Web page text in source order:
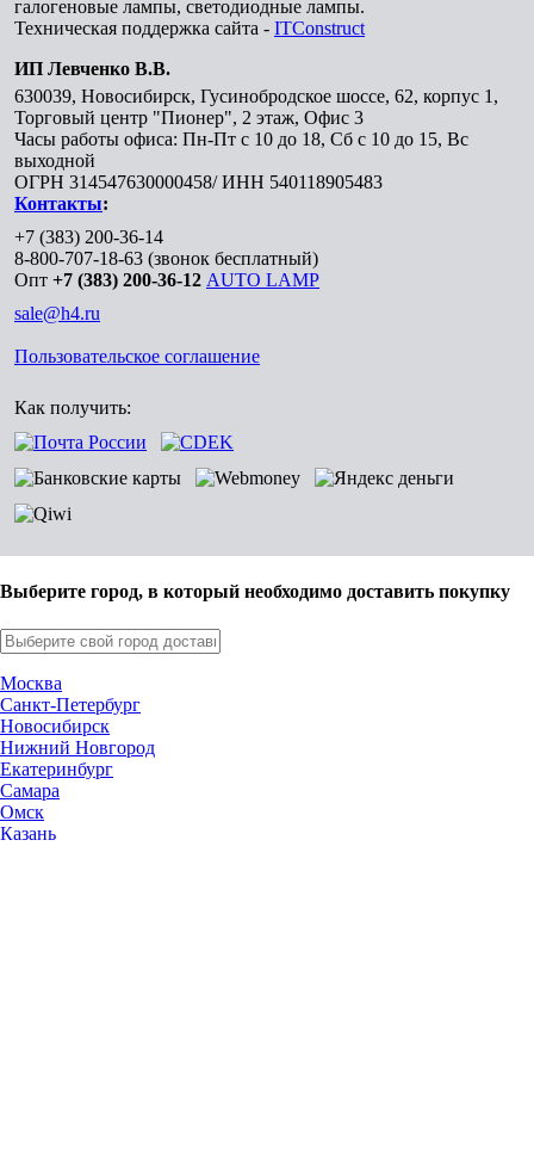
галогеновые лампы, светодиодные лампы.
Техническая поддержка сайта - ITConstruct
ИП Левченко В.В.
630039, Новосибирск, Гусинобродское шоссе, 62, корпус 1,
Торговый центр "Пионер", 2 этаж, Офис 3
Часы работы офиса: Пн-Пт с 10 до 18, Сб с 10 до 15, Вс
выходной
ОГРН 314547630000458/ ИНН 540118905483
Контакты:
+7 (383) 200-36-14
8-800-707-18-63 (звонок бесплатный)
Опт +7 (383) 200-36-12 AUTO LAMP
sale@h4.ru
Пользовательское соглашение
Как получить:
Выберите город, в который необходимо доставить покупку
Москва
Санкт-Петербург
Новосибирск
Нижний Новгород
Екатеринбург
Самара
Омск
Казань